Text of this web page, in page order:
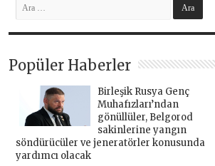
Popüler Haberler
Birleşik Rusya Genç
Muhafızları’ndan
gönüllüler, Belgorod
sakinlerine yangın
söndürücüler ve jeneratörler konusunda
yardımcı olacak